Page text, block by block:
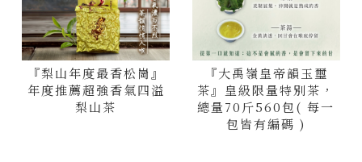
『梨山年度最香松崗』
年度推薦超強香氣四溢
梨山茶
『大禹嶺皇帝韻玉璽
茶』皇級限量特別茶，
總量70斤560包( 每一
包皆有編碼 )